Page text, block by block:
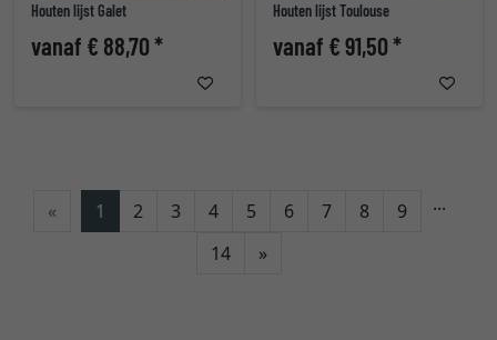
Houten lijst Galet
vanaf € 88,70 *
Houten lijst Toulouse
vanaf € 91,50 *
« 1 2 3 4 5 6 7 8 9 ...
14 »Verder